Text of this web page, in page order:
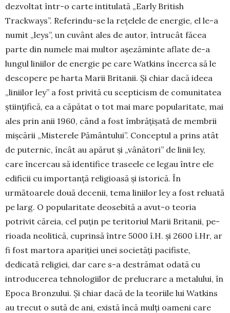
dezvoltat într-o carte inti­tulată „Early Bri­tish
Trackways”. Referin­du-se la rețelele de energie, el le-a
numit „leys”, un cuvânt ales de autor, întrucât făcea
parte din numele mai multor așezăminte aflate de-a
lun­gul liniilor de energie pe care Watkins încerca să le
descopere pe harta Marii Britanii. Și chiar dacă ideea
„liniilor ley” a fost privită cu scepticism de co­munitatea
științifică, ea a căpătat o tot mai mare popularitate, mai
ales prin anii 1960, când a fost îmbrățișată de membrii
mișcării „Misterele Pă­mântului”. Conceptul a prins atât
de puternic, încât au apărut și „vânători” de linii ley,
care încercau să identifice traseele ce legau între ele
edificii cu importanță religioasă și istorică. În
următoarele două decenii, tema liniilor ley a fost reluată
pe larg. O popularitate deosebită a avut-o teoria
potrivit căreia, cel puțin pe teritoriul Marii Britanii, pe­
rioada neolitică, cuprinsă între 5000 î.H. și 2600 î.Hr, ar
fi fost martora apariției unei societăți pacifiste,
dedicată religiei, dar care s-a destrămat odată cu
introducerea tehnologiilor de prelucrare a metalului, în
Epoca Bronzului. Și chiar dacă de la teoriile lui Watkins
au trecut o sută de ani, există încă mulți oameni care